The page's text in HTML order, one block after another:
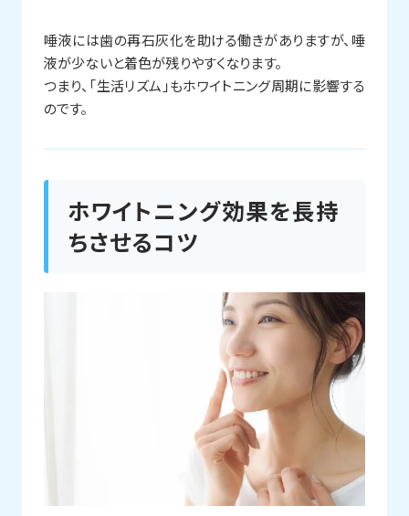
唾液には歯の再石灰化を助ける働きがありますが、唾
液が少ないと着色が残りやすくなります。
つまり、「生活リズム」もホワイトニング周期に影響する
のです。
ホワイトニング効果を長持
ちさせるコツ